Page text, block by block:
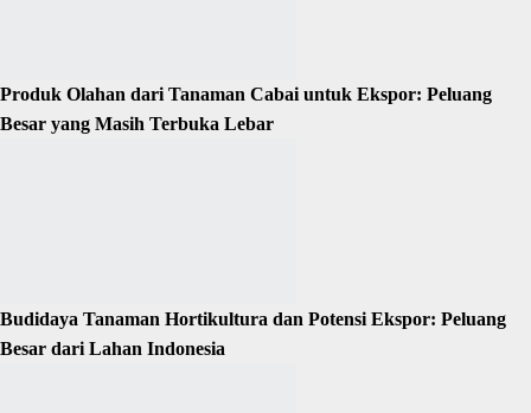
Produk Olahan dari Tanaman Cabai untuk Ekspor: Peluang
Besar yang Masih Terbuka Lebar
Budidaya Tanaman Hortikultura dan Potensi Ekspor: Peluang
Besar dari Lahan Indonesia